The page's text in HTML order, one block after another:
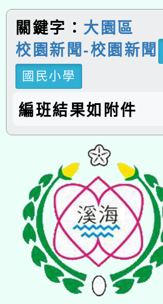
關鍵字： 大園區
校園新聞-校園新聞
國民小學
編班結果如附件